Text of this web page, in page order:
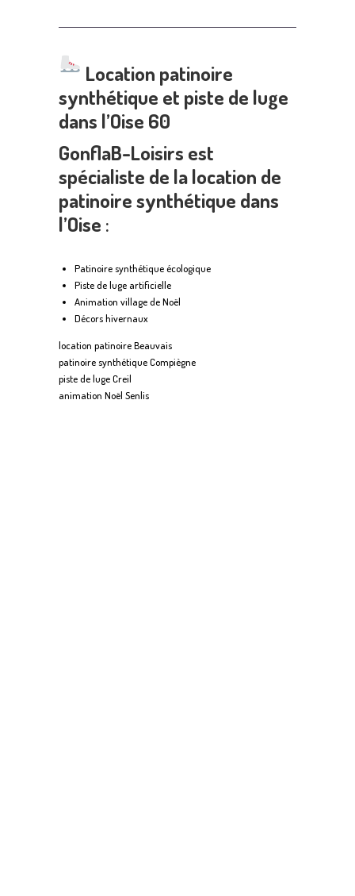
Location patinoire
synthétique et piste de luge
dans l’Oise 60
GonflaB-Loisirs est
spécialiste de la location de
patinoire synthétique dans
l’Oise :
Patinoire synthétique écologique
Piste de luge artificielle
Animation village de Noël
Décors hivernaux
location patinoire Beauvais
patinoire synthétique Compiègne
piste de luge Creil
animation Noël Senlis